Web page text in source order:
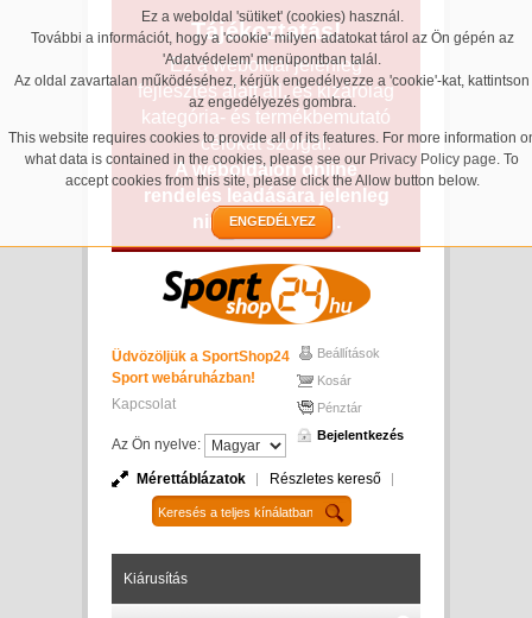
Ez a weboldal 'sütiket' (cookies) használ.
További a információt, hogy a 'cookie' milyen adatokat tárol az Ön gépén az
'Adatvédelem' menüpontban talál.
Az oldal zavartalan működéséhez, kérjük engedélyezze a 'cookie'-kat, kattintson
az engedélyezés gombra.
This website requires cookies to provide all of its features. For more information
what data is contained in the cookies, please see our Privacy Policy page. To
accept cookies from this site, please click the Allow button below.
ENGEDÉLYEZ
Tájékoztatás!
Ez a weboldal jelenleg
fejlesztés alatt áll, és kizárólag
kategória- és termékbemutató
célokat szolgál.
A weboldalon online
rendelés leadására jelenleg
nincs lehetőség.
Üdvözöljük a SportShop24
Sport webáruházban!
Kapcsolat
Az Ön nyelve:
Beállítások
Kosár
Pénztár
Bejelentkezés
Mérettáblázatok Részletes kereső
Kiárusítás